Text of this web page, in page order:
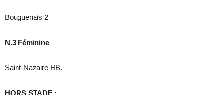
Bouguenais 2
N.3 Féminine
Saint-Nazaire HB.
HORS STADE :